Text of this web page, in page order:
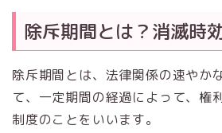
除斥期間とは？消滅時
除斥期間とは、法律関係の速やか
て、一定期間の経過によって、権
制度のことをいいます。